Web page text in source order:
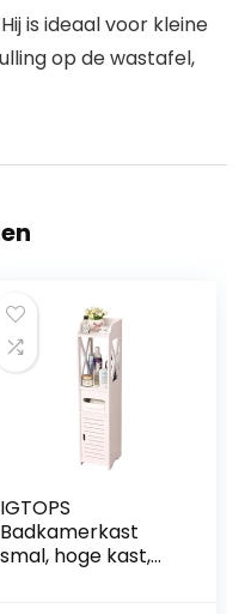
is ideaal voor kleine
op de wastafel,
IGTOPS
Badkamerkast
smal, hoge kast,